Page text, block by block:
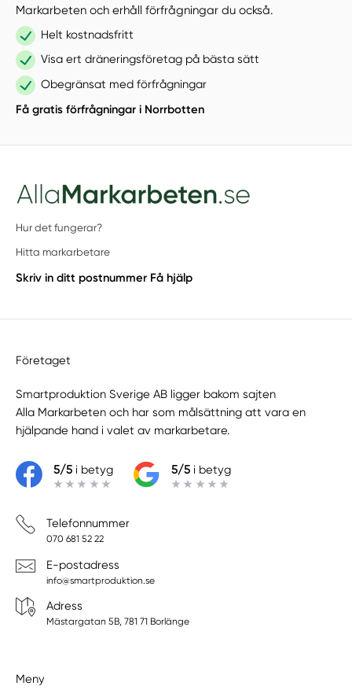
Markarbeten och erhåll förfrågningar du också.
Helt kostnadsfritt
Visa ert dräneringsföretag på bästa sätt
Obegränsat med förfrågningar
Få gratis förfrågningar i Norrbotten
Hur det fungerar?
Hitta markarbetare
Skriv in ditt postnummer Få hjälp
Företaget
Smartproduktion Sverige AB ligger bakom sajten
Alla Markarbeten och har som målsättning att vara en
hjälpande hand i valet av markarbetare.
5/5i betyg 5/5i betyg
Telefonnummer
070 681 52 22
E-postadress
info@smartproduktion.se
Adress
Mästargatan 5B, 781 71 Borlänge
Meny